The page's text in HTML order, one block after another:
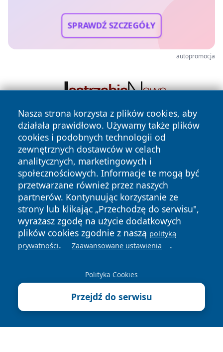
SPRAWDŹ SZCZEGÓŁY
autopromocja
Nasza strona korzysta z plików cookies, aby
działała prawidłowo. Używamy także plików
cookies i podobnych technologii od
zewnętrznych dostawców w celach
analitycznych, marketingowych i
społecznościowych. Informacje te mogą być
przetwarzane również przez naszych
partnerów. Kontynuując korzystanie ze
strony lub klikając „Przechodzę do serwisu",
wyrażasz zgodę na użycie dodatkowych
plików cookies zgodnie z naszą polityką
prywatności. Zaawansowane ustawienia .
Polityka Cookies
Przejdź do serwisu
Copyright © 2026 pulsbydgoszczy.pl Wszystkie prawa
zastrzeżone.
News Autorzy
Polityka
Prywatności
Polityka
Cookies